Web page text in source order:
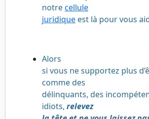
notrecellule
juridique est là pour vous
Alors
si vous ne supportez plus
comme des
délinquants, des
idiots, relevez